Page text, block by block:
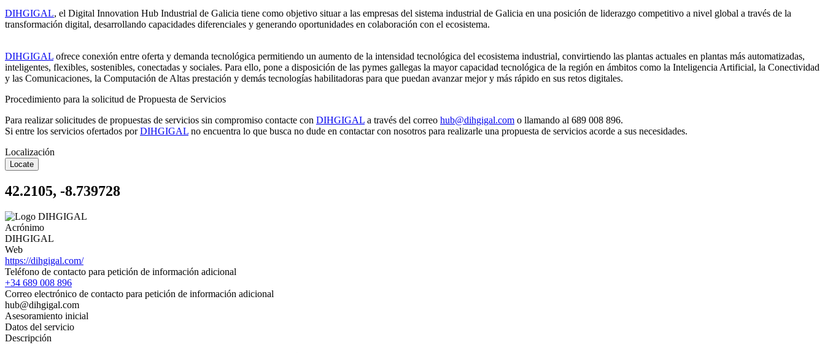
DIHGIGAL, el Digital Innovation Hub Industrial de Galicia tiene como objetivo situar a las empresas del sistema industrial de Galicia en una posición de liderazgo competitivo a nivel global a través de la
transformación digital, desarrollando capacidades diferenciales y generando oportunidades en colaboración con el ecosistema.
DIHGIGAL ofrece conexión entre oferta y demanda tecnológica permitiendo un aumento de la intensidad tecnológica del ecosistema industrial, convirtiendo las plantas actuales en plantas más automatizadas,
inteligentes, flexibles, sostenibles, conectadas y sociales. Para ello, pone a disposición de las pymes gallegas la mayor capacidad tecnológica de la región en ámbitos como la Inteligencia Artificial, la Conectividad
y las Comunicaciones, la Computación de Altas prestación y demás tecnologías habilitadoras para que puedan avanzar mejor y más rápido en sus retos digitales.
Procedimiento para la solicitud de Propuesta de Servicios
Para realizar solicitudes de propuestas de servicios sin compromiso contacte con DIHGIGAL a través del correo hub@dihgigal.com o llamando al 689 008 896.
Si entre los servicios ofertados porDIHGIGAL no encuentra lo que busca no dude en contactar con nosotros para realizarle una propuesta de servicios acorde a sus necesidades.
Localización
Locate
42.2105, -8.739728
Acrónimo
DIHGIGAL
Web
https://dihgigal.com/
Teléfono de contacto para petición de información adicional
+34 689 008 896
Correo electrónico de contacto para petición de información adicional
hub@dihgigal.com
Asesoramiento inicial
Datos del servicio
Descripción